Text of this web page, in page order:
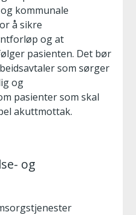
kommunale
å sikre
og at
pasienten. Det bør
som sørger
og
pasienter som skal
akuttmottak.
og